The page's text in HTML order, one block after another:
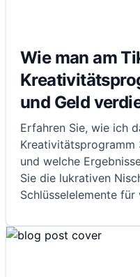
Wie man am
und Geld
Erfahren Sie, wie ich
Kreativitätsprogramm
und welche
Sie die lukrativen
Schlüsselelemente für